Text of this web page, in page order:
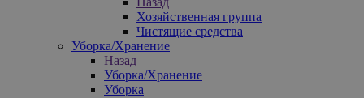
Хозяйственная группа
Чистящие средства
Уборка/Хранение
Назад
Уборка/Хранение
Уборка